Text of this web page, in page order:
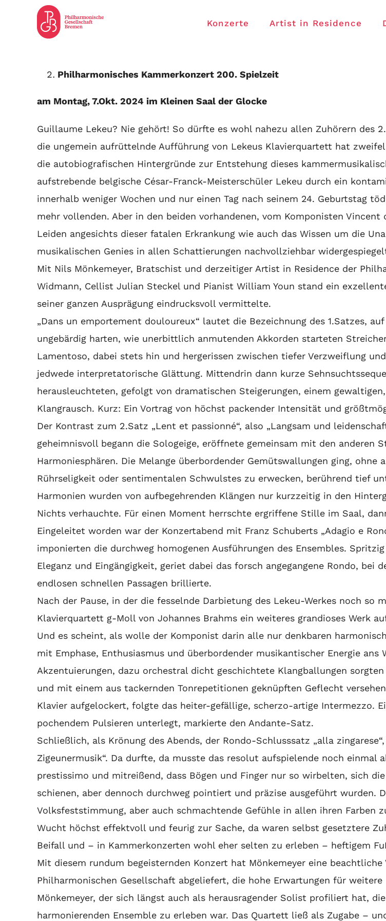
Konzerte Artist in Residence
Philharmonisches Kammerkonzert 200. Spielzeit
am Montag, 7.Okt. 2024 im Kleinen Saal der Glocke
Guillaume Lekeu? Nie gehört! So dürfte es wohl nahezu allen Zuhörern des
die ungemein aufrüttelnde Aufführung von Lekeus Klavierquartett hat
die autobiografischen Hintergründe zur Entstehung dieses
aufstrebende belgische César-Franck-Meisterschüler Lekeu durch ein
innerhalb weniger Wochen und nur einen Tag nach seinem 24. Geburtstag
mehr vollenden. Aber in den beiden vorhandenen, vom Komponisten
Leiden angesichts dieser fatalen Erkrankung wie auch das Wissen um die
musikalischen Genies in allen Schattierungen nachvollziehbar
Mit Nils Mönkemeyer, Bratschist und derzeitiger Artist in Residence der
Widmann, Cellist Julian Steckel und Pianist William Youn stand ein
seiner ganzen Ausprägung eindrucksvoll vermittelte.
„Dans un emportement douloureux“ lautet die Bezeichnung des 1.Satzes,
ungebärdig harten, wie unerbittlich anmutenden Akkorden starteten
Lamentoso, dabei stets hin und hergerissen zwischen tiefer Verzweiflung
jedwede interpretatorische Glättung. Mittendrin dann kurze
herausleuchteten, gefolgt von dramatischen Steigerungen, einem
Klangrausch. Kurz: Ein Vortrag von höchst packender Intensität und
Der Kontrast zum 2.Satz „Lent et passionné“, also „Langsam und
geheimnisvoll begann die Sologeige, eröffnete gemeinsam mit den anderen
Harmoniesphären. Die Melange überbordender Gemütswallungen ging,
Rührseligkeit oder sentimentalen Schwulstes zu erwecken, berührend tief
Harmonien wurden von aufbegehrenden Klängen nur kurzzeitig in den
Nichts verhauchte. Für einen Moment herrschte ergriffene Stille im Saal,
Eingeleitet worden war der Konzertabend mit Franz Schuberts „Adagio e
imponierten die durchweg homogenen Ausführungen des Ensembles.
Eleganz und Eingängigkeit, geriet dabei das forsch angegangene Rondo,
endlosen schnellen Passagen brillierte.
Nach der Pause, in der die fesselnde Darbietung des Lekeu-Werkes noch
Klavierquartett g-Moll von Johannes Brahms ein weiteres grandioses Werk
Und es scheint, als wolle der Komponist darin alle nur denkbaren
mit Emphase, Enthusiasmus und überbordender musikantischer Energie
Akzentuierungen, dazu orchestral dicht geschichtete Klangballungen
und mit einem aus tackernden Tonrepetitionen geknüpften Geflecht
Klavier aufgelockert, folgte das heiter-gefällige, scherzo-artige Intermezzo.
pochendem Pulsieren unterlegt, markierte den Andante-Satz.
Schließlich, als Krönung des Abends, der Rondo-Schlusssatz „alla
Zigeunermusik“. Da durfte, da musste das resolut aufspielende noch einmal
prestissimo und mitreißend, dass Bögen und Finger nur so wirbelten, sich
schienen, aber dennoch durchweg pointiert und präzise ausgeführt wurden.
Volksfeststimmung, aber auch schmachtende Gefühle in allen ihren Farben
Wucht höchst effektvoll und feurig zur Sache, da waren selbst gesetztere
Beifall und – in Kammerkonzerten wohl eher selten zu erleben – heftigem
Mit diesem rundum begeisternden Konzert hat Mönkemeyer eine
Philharmonischen Gesellschaft abgeliefert, die hohe Erwartungen für
Mönkemeyer, der sich längst auch als herausragender Solist profiliert hat,
harmonierenden Ensemble zu erleben war. Das Quartett ließ als Zugabe –